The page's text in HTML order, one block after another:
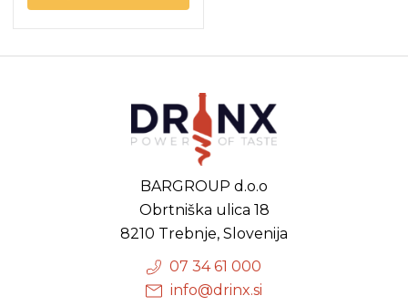
BARGROUP d.o.o
Obrtniška ulica 18
8210 Trebnje, Slovenija
07 34 61 000
info@drinx.si